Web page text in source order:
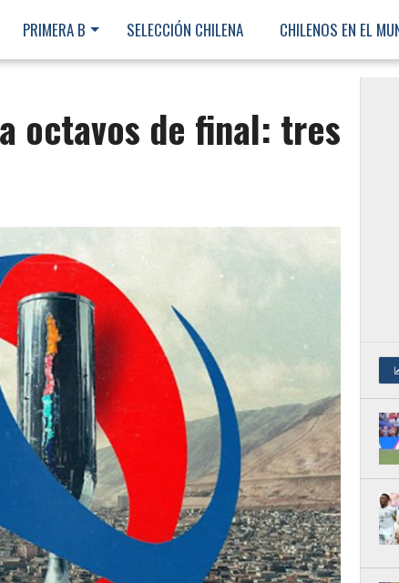
PRIMERA B SELECCIÓN CHILENA CHILENOS EN EL
octavos de final: tres